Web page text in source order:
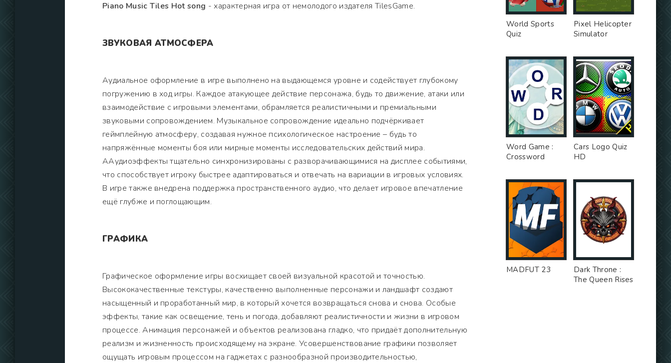
Piano Music Tiles Hot song - характерная игра от немолодого издателя TilesGame.
ЗВУКОВАЯ АТМОСФЕРА
Аудиальное оформление в игре выполнено на выдающемся уровне и содействует глубокому
погружению в ход игры. Каждое атакующее действие персонажа, будь то движение, атаки или
взаимодействие с игровыми элементами, обрамляется реалистичными и премиальными
звуковыми сопровождением. Музыкальное сопровождение идеально подчёркивает
геймплейную атмосферу, создавая нужное психологическое настроение – будь то
напряжённые моменты боя или мирные моменты исследовательских действий мира.
ААудиоэффекты тщательно синхронизированы с разворачивающимися на дисплее событиями,
что способствует игроку быстрее адаптироваться и отвечать на вариации в игровых условиях.
В игре также внедрена поддержка пространственного аудио, что делает игровое впечатление
ещё глубже и поглощающим.
ГРАФИКА
Графическое оформление игры восхищает своей визуальной красотой и точностью.
Высококачественные текстуры, качественно выполненные персонажи и ландшафт создают
насыщенный и проработанный мир, в который хочется возвращаться снова и снова. Особые
эффекты, такие как освещение, тень и погода, добавляют реалистичности и жизни в игровом
процессе. Анимация персонажей и объектов реализована гладко, что придаёт дополнительную
реализм и жизненность происходящему на экране. Усовершенствование графики позволяет
ощущать игровым процессом на гаджетах с разнообразной производительностью,
World Sports
Quiz
Pixel Helicopter
Simulator
Word Game :
Crossword
Cars Logo Quiz
HD
MADFUT 23
Dark Throne :
The Queen Rises